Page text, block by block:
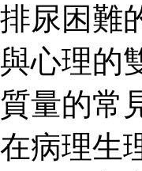
排尿困難
與心理的
質量的常
在病理生